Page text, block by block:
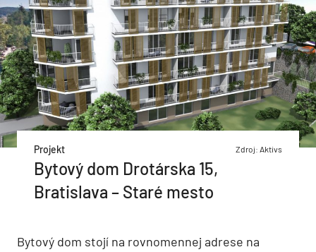
Projekt Zdroj: Aktivs
Bytový dom Drotárska 15,
Bratislava – Staré mesto
Bytový dom stojí na rovnomennej adrese na